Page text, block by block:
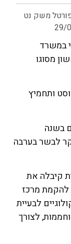
משק נט
29/
במשרד
מסוגו
ותחמיץ
בשנה
לבשר בערבה
קיבלה את
מרכז
לבעיית
לצורך